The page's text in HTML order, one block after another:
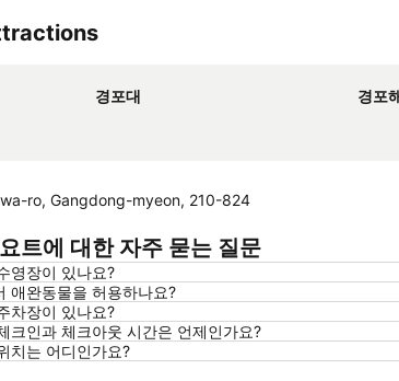
경포대 경포
ro, Gangdong-myeon, 210-824
트에 대한 자주 묻는 질문
영장이 있나요?
애완동물을 허용하나요?
차장이 있나요?
크인과 체크아웃 시간은 언제인가요?
치는 어디인가요?